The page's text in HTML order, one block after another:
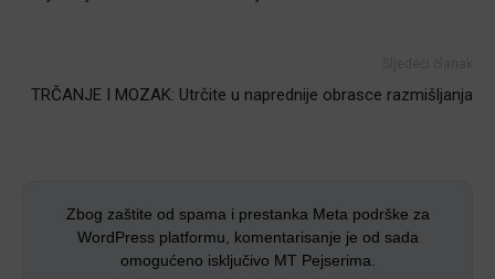
TRČANJE I MOZAK: Utrčite u naprednije obrasce razmišljanja
Zbog zaštite od spama i prestanka Meta podrške za
WordPress platformu, komentarisanje je od sada
omogućeno isključivo MT Pejserima.